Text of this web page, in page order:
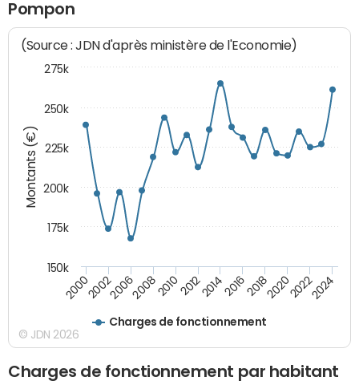
Pompon
Montants (€)
(Source : JDN d'après ministère de l'Economie)
Charges de fonctionnement
200020022006200820102012201420162018202020222024
150k
175k
200k
225k
250k
275k
© JDN 2026
Charges de fonctionnement par habitant